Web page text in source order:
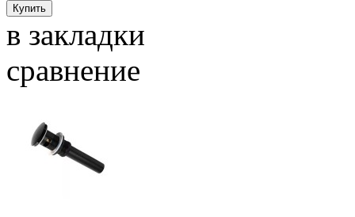
в закладки
сравнение